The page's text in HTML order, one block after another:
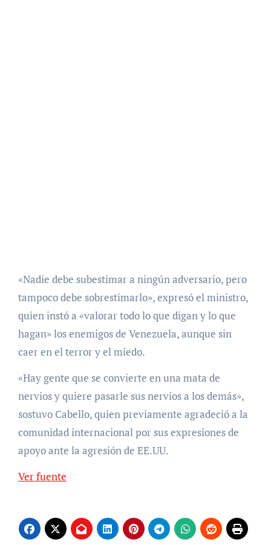
«Nadie debe subestimar a ningún adversario, pero
tampoco debe sobrestimarlo», expresó el ministro,
quien instó a «valorar todo lo que digan y lo que
hagan» los enemigos de Venezuela, aunque sin
caer en el terror y el miedo.
«Hay gente que se convierte en una mata de
nervios y quiere pasarle sus nervios a los demás»,
sostuvo Cabello, quien previamente agradeció a la
comunidad internacional por sus expresiones de
apoyo ante la agresión de EE.UU.
Ver fuente